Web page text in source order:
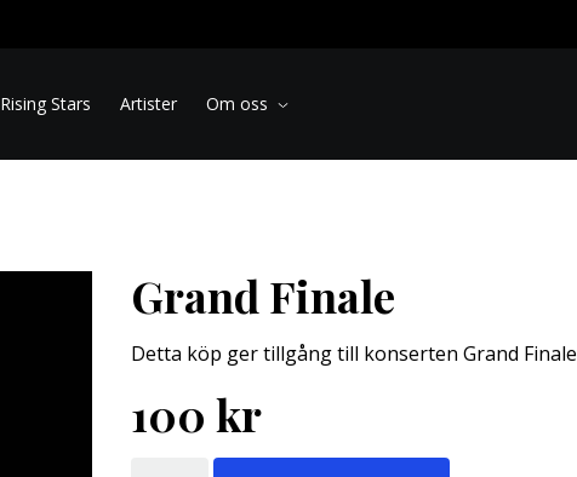
Rising Stars Artister Om oss
Grand Finale
Detta köp ger tillgång till konserten Grand Finale
100 kr
GRAND FINALE MÄNGD